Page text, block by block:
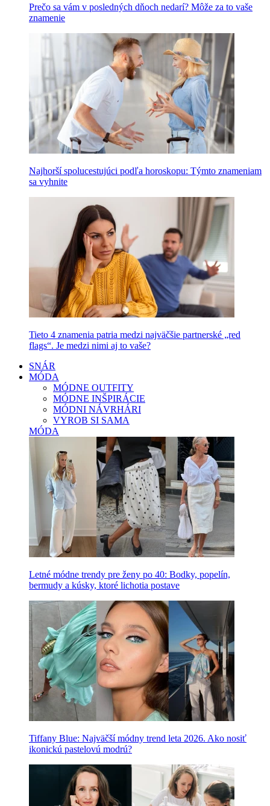
Prečo sa vám v posledných dňoch nedarí? Môže za to vaše
znamenie
Najhorší spolucestujúci podľa horoskopu: Týmto znameniam
sa vyhnite
Tieto 4 znamenia patria medzi najväčšie partnerské „red
flags“. Je medzi nimi aj to vaše?
SNÁR
MÓDA
MÓDNE OUTFITY
MÓDNE INŠPIRÁCIE
MÓDNI NÁVRHÁRI
VYROB SI SAMA
MÓDA
Letné módne trendy pre ženy po 40: Bodky, popelín,
bermudy a kúsky, ktoré lichotia postave
Tiffany Blue: Najväčší módny trend leta 2026. Ako nosiť
ikonickú pastelovú modrú?